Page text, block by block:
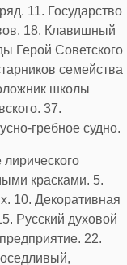
11. Государство
18. Клавишный
Герой Советского
семейства
школы
37.
гребное судно.
красками. 5.
10. Декоративная
Русский духовой
22.